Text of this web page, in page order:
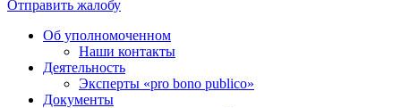
Отправить жалобу
Об уполномоченном
Наши контакты
Деятельность
Эксперты «pro bono publico»
Документы